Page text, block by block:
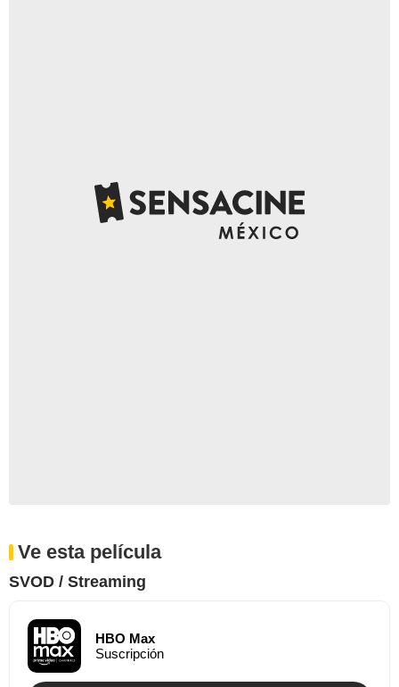
Ve esta película
SVOD / Streaming
HBO Max
Suscripción